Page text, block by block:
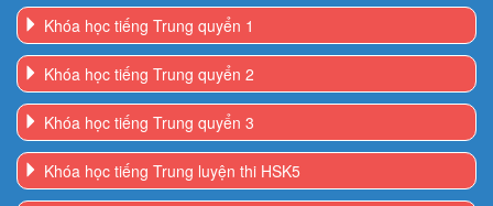
Khóa học tiếng Trung quyển 1
Khóa học tiếng Trung quyển 2
Khóa học tiếng Trung quyển 3
Khóa học tiếng Trung luyện thi HSK5